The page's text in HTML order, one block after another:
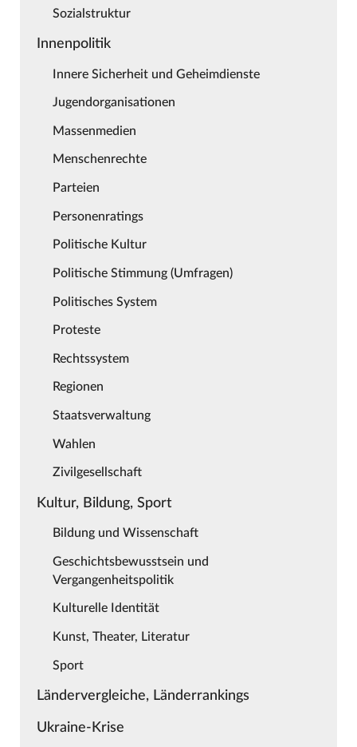
Sozialstruktur
Innenpolitik
Innere Sicherheit und Geheimdienste
Jugendorganisationen
Massenmedien
Menschenrechte
Parteien
Personenratings
Politische Kultur
Politische Stimmung (Umfragen)
Politisches System
Proteste
Rechtssystem
Regionen
Staatsverwaltung
Wahlen
Zivilgesellschaft
Kultur, Bildung, Sport
Bildung und Wissenschaft
Geschichtsbewusstsein und
Vergangenheitspolitik
Kulturelle Identität
Kunst, Theater, Literatur
Sport
Ländervergleiche, Länderrankings
Ukraine-Krise